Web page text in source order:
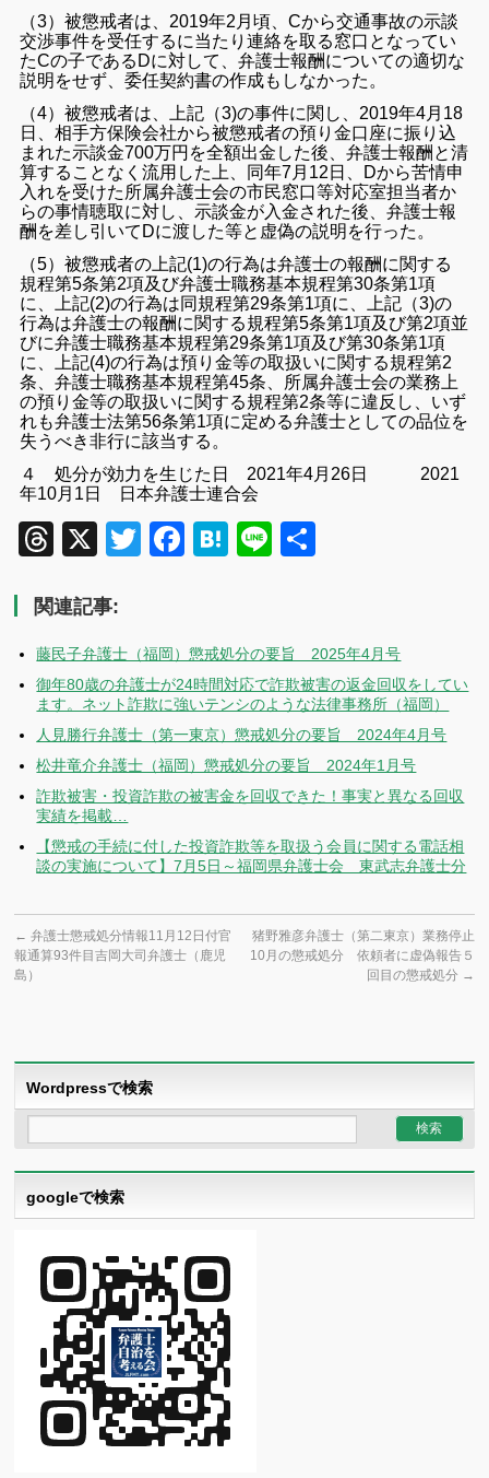
（3）被懲戒者は、2019年2月頃、Cから交通事故の示談
交渉事件を受任するに当たり連絡を取る窓口となってい
たCの子であるDに対して、弁護士報酬についての適切な
説明をせず、委任契約書の作成もしなかった。
（4）被懲戒者は、上記（3)の事件に関し、2019年4月18
日、相手方保険会社から被懲戒者の預り金口座に振り込
まれた示談金700万円を全額出金した後、弁護士報酬と清
算することなく流用した上、同年7月12日、Dから苦情申
入れを受けた所属弁護士会の市民窓口等対応室担当者か
らの事情聴取に対し、示談金が入金された後、弁護士報
酬を差し引いてDに渡した等と虚偽の説明を行った。
（5）被懲戒者の上記(1)の行為は弁護士の報酬に関する
規程第5条第2項及び弁護士職務基本規程第30条第1項
に、上記(2)の行為は同規程第29条第1項に、上記（3)の
行為は弁護士の報酬に関する規程第5条第1項及び第2項並
びに弁護士職務基本規程第29条第1項及び第30条第1項
に、上記(4)の行為は預り金等の取扱いに関する規程第2
条、弁護士職務基本規程第45条、所属弁護士会の業務上
の預り金等の取扱いに関する規程第2条等に違反し、いず
れも弁護士法第56条第1項に定める弁護士としての品位を
失うべき非行に該当する。
４ 処分が効力を生じた日 2021年4月26日 2021
年10月1日 日本弁護士連合会
Threads
X TwitterFacebook
Hatena
Line
関連記事:
藤民子弁護士（福岡）懲戒処分の要旨 2025年4月号
御年80歳の弁護士が24時間対応で詐欺被害の返金回収をしてい
ます。ネット詐欺に強いテンシのような法律事務所（福岡）
人見勝行弁護士（第一東京）懲戒処分の要旨 2024年4月号
松井竜介弁護士（福岡）懲戒処分の要旨 2024年1月号
詐欺被害・投資詐欺の被害金を回収できた！事実と異なる回収
実績を掲載…
【懲戒の手続に付した投資詐欺等を取扱う会員に関する電話相
談の実施について】7月5日～福岡県弁護士会 東武志弁護士分
← 弁護士懲戒処分情報11月12日付官
報通算93件目吉岡大司弁護士（鹿児
島）
猪野雅彦弁護士（第二東京）業務停止
10月の懲戒処分 依頼者に虚偽報告５
回目の懲戒処分 →
Wordpressで検索
googleで検索